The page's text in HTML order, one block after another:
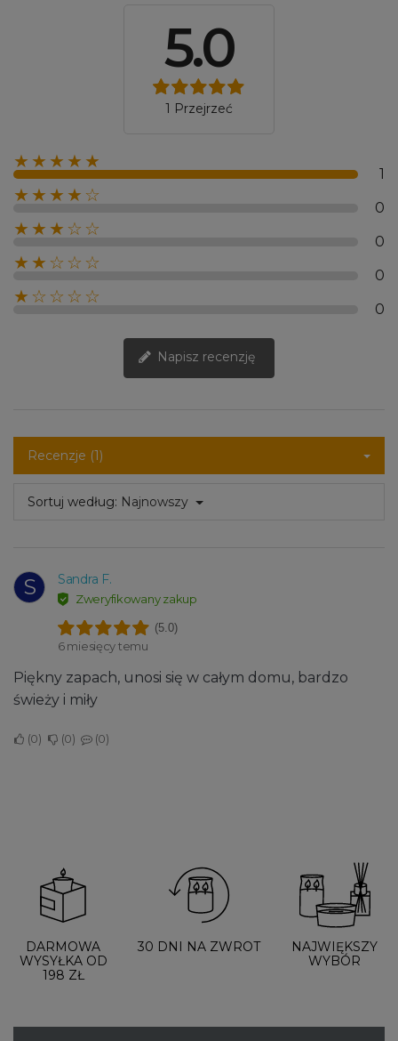
5.0
1 Przejrzeć
★★★★★
1
★★★★☆
0
★★★☆☆
0
★★☆☆☆
0
★☆☆☆☆
0
Napisz recenzję
Recenzje (1)
Sortuj według: Najnowszy
S Sandra F.
Zweryfikowany zakup
(5.0)
6 miesięcy temu
Piękny zapach, unosi się w całym domu, bardzo
świeży i miły
0 0 0
DARMOWA
WYSYŁKA OD
198 ZŁ
30 DNI NA ZWROT
NAJWIĘKSZY
WYBÓR